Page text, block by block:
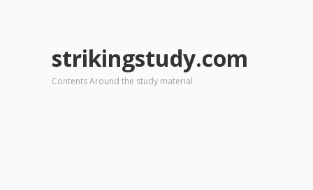
strikingstudy.com
Contents Around the study material